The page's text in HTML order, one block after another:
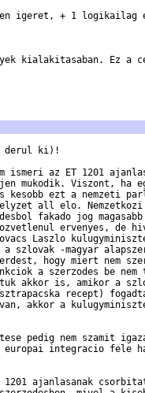
igeret, + 1 logikailag
kialakitasaban. Ez a
derul ki)!
ismeri az ET 1201
mukodik. Viszont, ha
kesobb ezt a nemzeti
all elo. Nemzetkozi
fakado jog magasabb
ervenyes, de
Laszlo
szlovak -magyar
hogy miert nem
a szerzodes be nem
akkor is, amikor a
recept)
akkor a
pedig nem szamit
europai integracio fele
ajanlasanak